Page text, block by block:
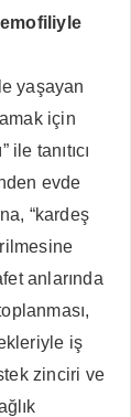
yaşayan
için
tanıtıcı
evde
“kardeş
anlarında
iş
zinciri ve